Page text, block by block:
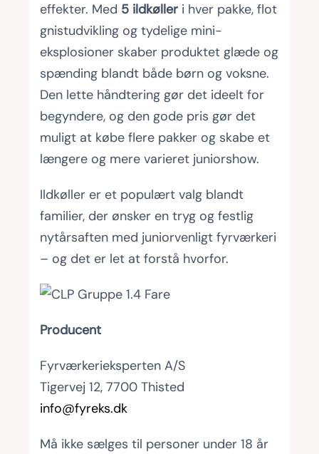
effekter. Med 5 ildkølleri hver pakke, flot
gnistudvikling og tydelige mini-
eksplosioner skaber produktet glæde og
spænding blandt både børn og voksne.
Den lette håndtering gør det ideelt for
begyndere, og den gode pris gør det
muligt at købe flere pakker og skabe et
længere og mere varieret juniorshow.
Ildkøller er et populært valg blandt
familier, der ønsker en tryg og festlig
nytårsaften med juniorvenligt fyrværkeri
– og det er let at forstå hvorfor.
Producent
Fyrværkerieksperten A/S
Tigervej 12, 7700 Thisted
info@fyreks.dk
Må ikke sælges til personer under 18 år